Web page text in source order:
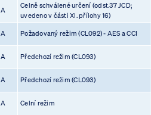
A
Celně schválené určení (odst.37 JCD;
uvedeno v části XI. přílohy 16)
A Požadovaný režim (CL092) - AES a CCI
A Předchozí režim (CL093)
A Předchozí režim (CL093)
A Celní režim